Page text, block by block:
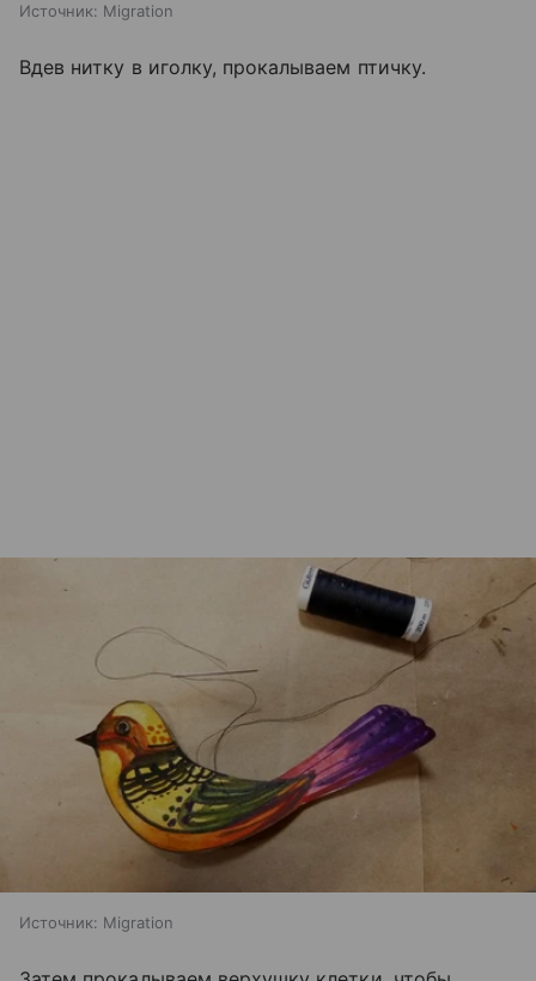
Источник: Migration
Вдев нитку в иголку, прокалываем птичку.
Источник: Migration